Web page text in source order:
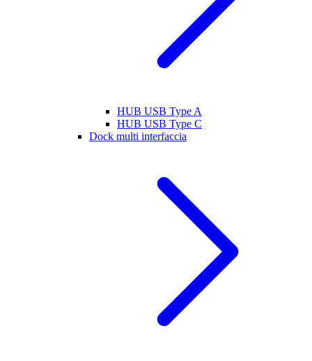
HUB USB Type A
HUB USB Type C
Dock multi interfaccia